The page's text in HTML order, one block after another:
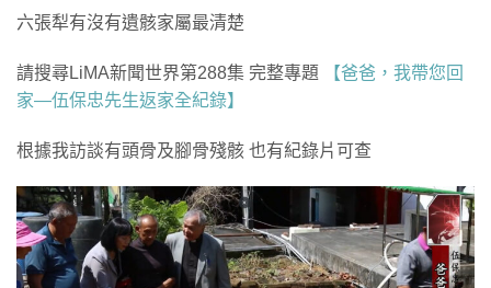
六張犁有沒有遺骸家屬最清楚
請搜尋LiMA新聞世界第288集 完整專題
【爸爸，我帶您回
家—伍保忠先生返家全紀錄】
根據我訪談有頭骨及腳骨殘骸 也有紀錄片可查